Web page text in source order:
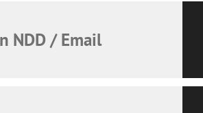
NDD / Email